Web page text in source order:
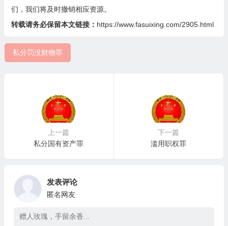
们，我们将及时撤销相应资源。
转载请务必保留本文链接： https://www.fasuixing.com/2905.html
私分罚没财物罪
上一篇
私分国有资产罪
下一篇
滥用职权罪
发表评论
匿名网友